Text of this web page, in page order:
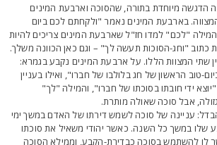
מיוחדת בתורה, שהסוכה וארבעת המינים
בארבעת המינים נאמר "ולקחתם לכם ביום
"לכם" למדו חז"ל שארבעת המינים צריכים להיות
"וחג-הסוכות תעשה לך" – וגם כאן הכוונה משלך.
המצוות הללו. על ארבעת המינים נקבע בגמרא:
טוב הראשון של חג בלולבו של חברו", ואילו בעניין
ידי חובתו בסוכתו של חברו", והמילה "לך"
אבל סוכה שאולה מותרת.
עניינה של סוכה לשמש דירתו של האדם במשך ימי
במשך כל השנה. כאשר יהודי משאיל את סוכתו
להשתמש בסוכה כבדירת-הקבע, וממילא הסוכה